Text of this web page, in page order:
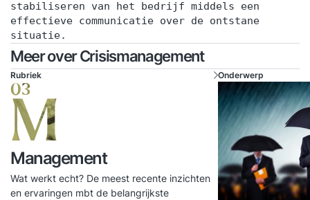
stabiliseren van het bedrijf middels een
effectieve communicatie over de ontstane
situatie.
Meer over Crisismanagement
Rubriek
03
M
Management
Wat werkt echt? De meest recente inzichten
en ervaringen mbt de belangrijkste
Onderwerp